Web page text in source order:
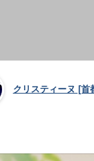
クリスティーヌ [首